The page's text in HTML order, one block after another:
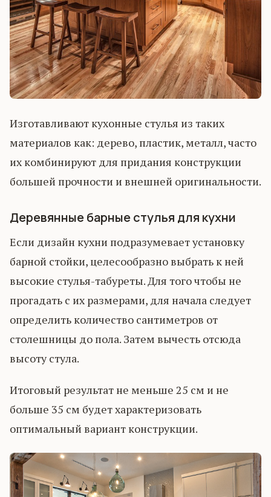
Изготавливают кухонные стулья из таких
материалов как: дерево, пластик, металл, часто
их комбинируют для придания конструкции
большей прочности и внешней оригинальности.
Деревянные барные стулья для кухни
Если дизайн кухни подразумевает установку
барной стойки, целесообразно выбрать к ней
высокие стулья-табуреты. Для того чтобы не
прогадать с их размерами, для начала следует
определить количество сантиметров от
столешницы до пола. Затем вычесть отсюда
высоту стула.
Итоговый результат не меньше 25 см и не
больше 35 см будет характеризовать
оптимальный вариант конструкции.